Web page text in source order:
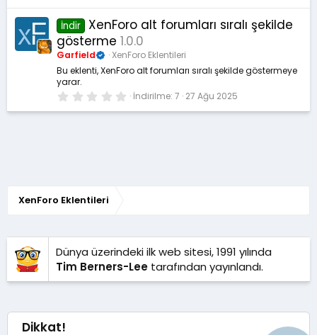
0
0
y
ı
l
d
ı
İndir
XenForo alt forumları sıralı şekilde
gösterme 1.0.0
Garfield
XenForo Eklentileri
Bu eklenti, XenForo alt forumları sıralı şekilde göstermeye
yarar.
0
0
İndirilme 7 27 Ağu 2025
XenForo Eklentileri
Dünya üzerindeki ilk web sitesi, 1991 yılında
Tim Berners-Lee tarafından yayınlandı.
Dikkat!